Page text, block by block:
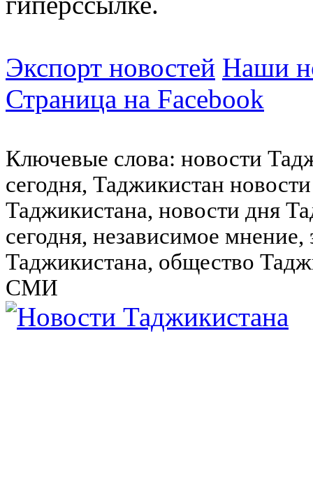
Экспорт новостей Наши
Страница на Facebook
Ключевые слова: новости
сегодня, Таджикистан
Таджикистана, новости дня
сегодня, независимое
Таджикистана, общество
СМИ